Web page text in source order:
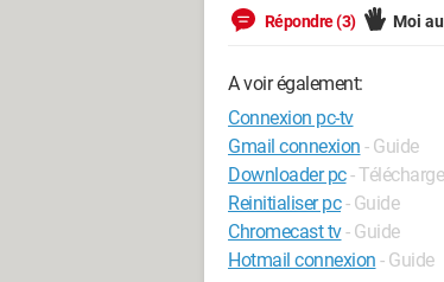
Répondre (3) Moi
A voir également:
Connexion pc-tv
Gmail connexion - Guide
Downloader pc-
Reinitialiser pc - Guide
Chromecast tv- Guide
Hotmail connexion - Guide